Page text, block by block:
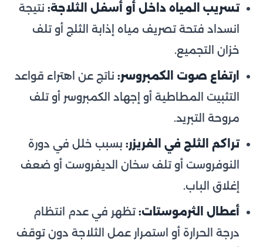
تسريب المياه داخل أو أسفل الثلاجة: نتيجة
انسداد فتحة تصريف مياه إذابة الثلج أو تلف
خزان التجميع.
ارتفاع صوت الكمبروسر: ناتج عن اهتراء قواعد
التثبيت المطاطية أو إجهاد الكمبروسر أو تلف
مروحة التبريد.
تراكم الثلج في الفريزر: بسبب خلل في دورة
النوفروست أو تلف سخان الديفروست أو ضعف
إغلاق الباب.
أعطال الثرموستات: تظهر في عدم انتظام
درجة الحرارة أو استمرار عمل الثلاجة دون توقف